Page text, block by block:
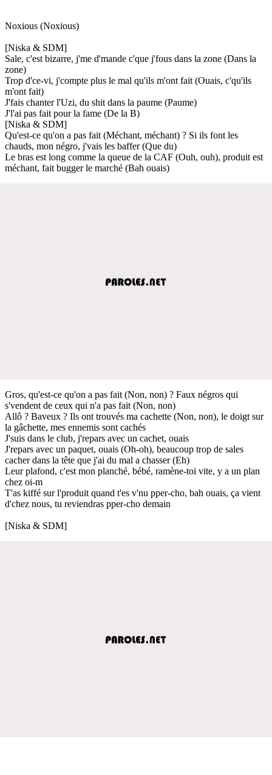
Noxious (Noxious)
[Niska & SDM]
Sale, c'est bizarre, j'me d'mande c'que j'fous dans la zone (Dans la
zone)
Trop d'ce-vi, j'compte plus le mal qu'ils m'ont fait (Ouais, c'qu'ils
m'ont fait)
J'fais chanter l'Uzi, du shit dans la paume (Paume)
J'l'ai pas fait pour la fame (De la B)
[Niska & SDM]
Qu'est-ce qu'on a pas fait (Méchant, méchant) ? Si ils font les
chauds, mon négro, j'vais les baffer (Que du)
Le bras est long comme la queue de la CAF (Ouh, ouh), produit est
méchant, fait bugger le marché (Bah ouais)
Gros, qu'est-ce qu'on a pas fait (Non, non) ? Faux négros qui
s'vendent de ceux qui n'a pas fait (Non, non)
Allô ? Baveux ? Ils ont trouvés ma cachette (Non, non), le doigt sur
la gâchette, mes ennemis sont cachés
J'suis dans le club, j'repars avec un cachet, ouais
J'repars avec un paquet, ouais (Oh-oh), beaucoup trop de sales
cacher dans la tête que j'ai du mal a chasser (Eh)
Leur plafond, c'est mon planché, bébé, ramène-toi vite, y a un plan
chez oi-m
T'as kiffé sur l'produit quand t'es v'nu pper-cho, bah ouais, ça vient
d'chez nous, tu reviendras pper-cho demain
[Niska & SDM]